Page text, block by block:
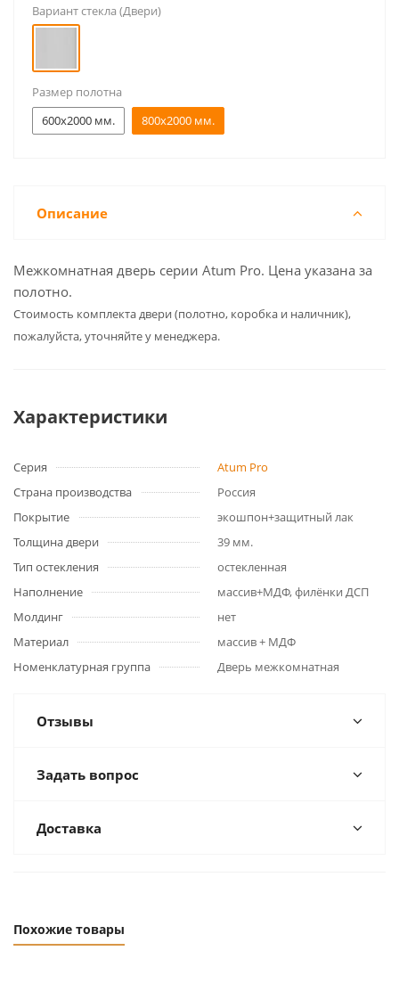
Вариант стекла (Двери)
Размер полотна
600x2000 мм.
800x2000 мм.
Описание
Межкомнатная дверь серии Atum Pro. Цена указана за
полотно.
Cтоимость комплекта двери (полотно, коробка и наличник),
пожалуйста, уточняйте у менеджера.
Характеристики
Серия
Atum Pro
Страна производства
Россия
Покрытие
экошпон+защитный лак
Толщина двери
39 мм.
Тип остекления
остекленная
Наполнение
массив+МДФ, филёнки ДСП
Молдинг
нет
Материал
массив + МДФ
Номенклатурная группа
Дверь межкомнатная
Отзывы
Задать вопрос
Доставка
Похожие товары